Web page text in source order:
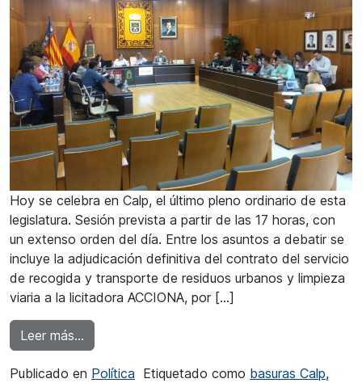
Hoy se celebra en Calp, el último pleno ordinario de esta
legislatura. Sesión prevista a partir de las 17 horas, con
un extenso orden del día. Entre los asuntos a debatir se
incluye la adjudicación definitiva del contrato del servicio
de recogida y transporte de residuos urbanos y limpieza
viaria a la licitadora ACCIONA, por […]
Leer más…
Publicado en Política Etiquetado como basuras Calp,